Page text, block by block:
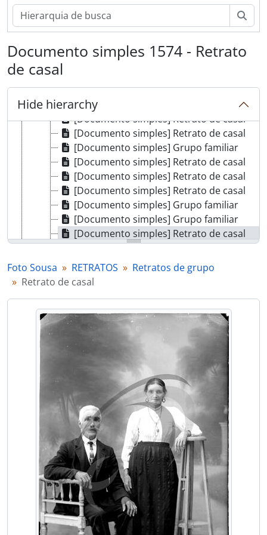
Documento simples 1574 - Retrato
de casal
Hide hierarchy
[Documento simples] Retrato de casal
[Documento simples] Grupo familiar
[Documento simples] Retrato de crianças
[Documento simples] Grupo familiar
[Documento simples] Grupo familiar
[Documento simples] Retrato de crianças
[Documento simples] Retrato de crianças
[Documento simples] Retrato de casal
[Documento simples] Retrato de casal
[Documento simples] Grupo familiar
[Documento simples] Retrato de casal
[Documento simples] Retrato de casal
[Documento simples] Retrato de casal
[Documento simples] Grupo familiar
[Documento simples] Grupo familiar
[Documento simples] Retrato de casal
[Documento simples] Retrato de crianças
[Documento simples] Retrato de crianças
[Documento simples] Retrato de grupo juntamente com o Comendador Luiz Bernardo de Almeida
[Documento simples] Retrato de grupo juntamente com o Comendador Luiz Bernardo de Almeida
[Documento simples] Retrato de crianças com vestuário de fantasia
[Documento simples] Comendador Luiz Bernardo de Almeida e sua mãe na Quinta Progresso
[Documento simples] Retrato de casal
[Documento simples] Grupo familiar
[Documento simples] Retrato de grupo
[Documento simples] Retrato de casal
[Documento simples] Grupo familiar
[Documento simples] Grupo familiar
[Documento simples] Grupo familiar
[Documento simples] Retrato de mulheres
[Documento simples] Grupo familiar
[Documento simples] Grupo familiar
[Documento simples] Retrato de casal
[Documento simples] Retrato de crianças
Foto Sousa RETRATOS
Retratos de grupo
Retrato de casal